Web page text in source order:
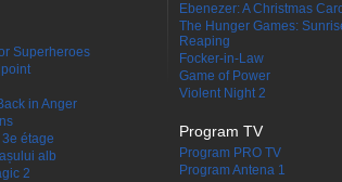
Superheroes
in Anger
étage
alb
2
Ebenezer: A Christmas
The Hunger Games:
Reaping
Focker-in-Law
Game of Power
Violent Night 2
Program TV
Program PRO TV
Program Antena 1